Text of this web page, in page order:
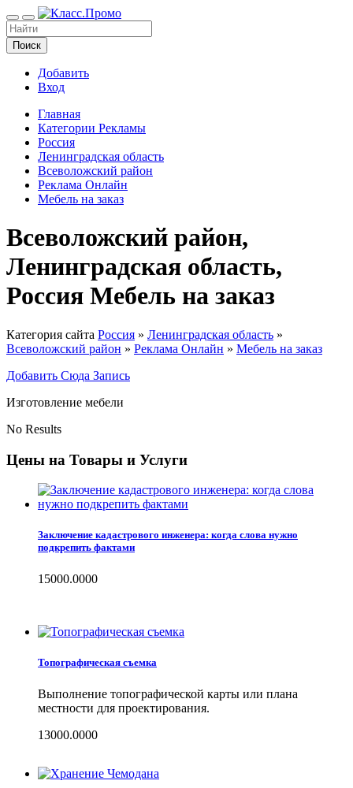
Поиск
Добавить
Вход
Главная
Категории Рекламы
Россия
Ленинградская область
Всеволожский район
Реклама Онлайн
Мебель на заказ
Всеволожский район,
Ленинградская область,
Россия Мебель на заказ
Категория сайта Россия » Ленинградская область »
Всеволожский район » Реклама Онлайн » Мебель на заказ
Добавить Сюда Запись
Изготовление мебели
No Results
Цены на Товары и Услуги
Заключение кадастрового инженера: когда слова нужно
подкрепить фактами
15000.0000
Топографическая съемка
Выполнение топографической карты или плана
местности для проектирования.
13000.0000